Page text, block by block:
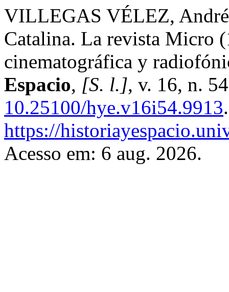
VILLEGAS VÉLEZ,
Catalina. La revista Micro
cinematográfica y
Espacio, [S. l.], v. 16, n.
10.25100/hye.v16i54.9913
https://
Acesso em: 6 aug. 2026.